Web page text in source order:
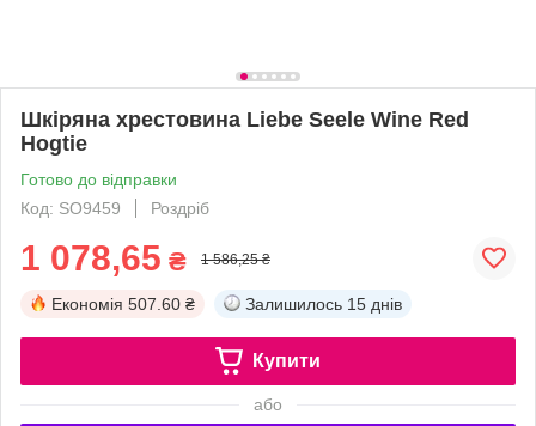
Шкіряна хрестовина Liebe Seele Wine Red
Hogtie
Готово до відправки
Код: SO9459
Роздріб
1 078,65 ₴ 1 586,25 ₴
Економія 507.60 ₴ Залишилось 15 днів
Купити
або